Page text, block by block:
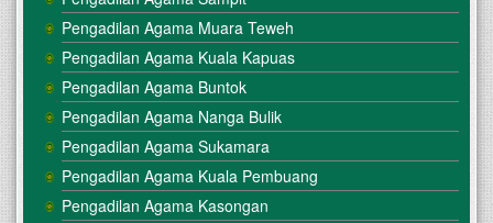
Pengadilan Agama Muara Teweh
Pengadilan Agama Kuala Kapuas
Pengadilan Agama Buntok
Pengadilan Agama Nanga Bulik
Pengadilan Agama Sukamara
Pengadilan Agama Kuala Pembuang
Pengadilan Agama Kasongan